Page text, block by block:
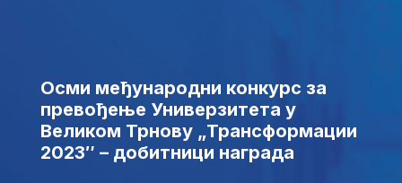
Осми међународни конкурс за
превођење Универзитета у
Великом Трнову „Трансформации
2023″ – добитници награда